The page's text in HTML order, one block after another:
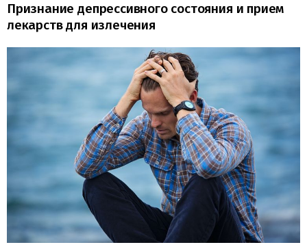
Признание депрессивного состояния и прием
лекарств для излечения